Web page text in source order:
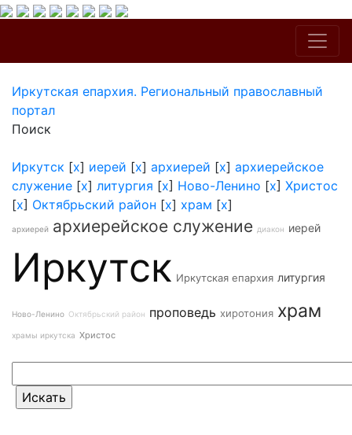
Иркутская епархия. Региональный православный
портал
Поиск
Иркутск [x] иерей [x] архиерей [x] архиерейское
служение [x] литургия [x] Ново-Ленино [x] Христос
[x] Октябрьский район [x] храм [x]
архиерей архиерейское служение диакон иерей
Иркутск Иркутская епархия литургия
Ново-Ленино Октябрьский район проповедь хиротония храм
храмы иркутска Христос